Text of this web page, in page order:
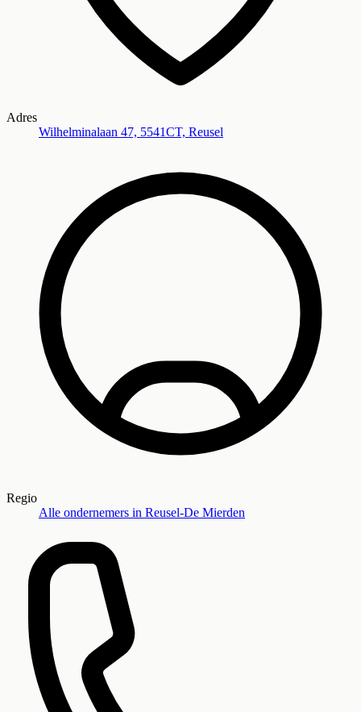
Adres
Wilhelminalaan 47, 5541CT, Reusel
Regio
Alle ondernemers in Reusel-De Mierden